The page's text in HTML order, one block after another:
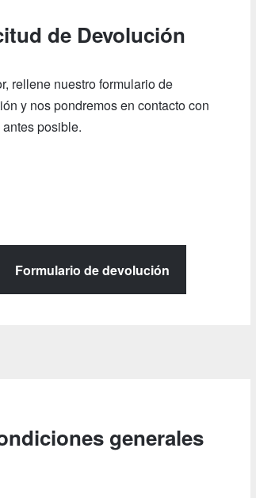
de Devolución
rellene nuestro formulario de
y nos pondremos en contacto con
posible.
Formulario de devolución
generales